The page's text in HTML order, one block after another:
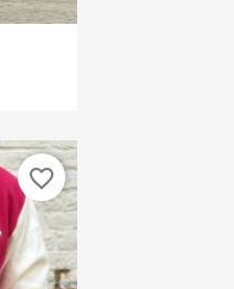
favorite_border